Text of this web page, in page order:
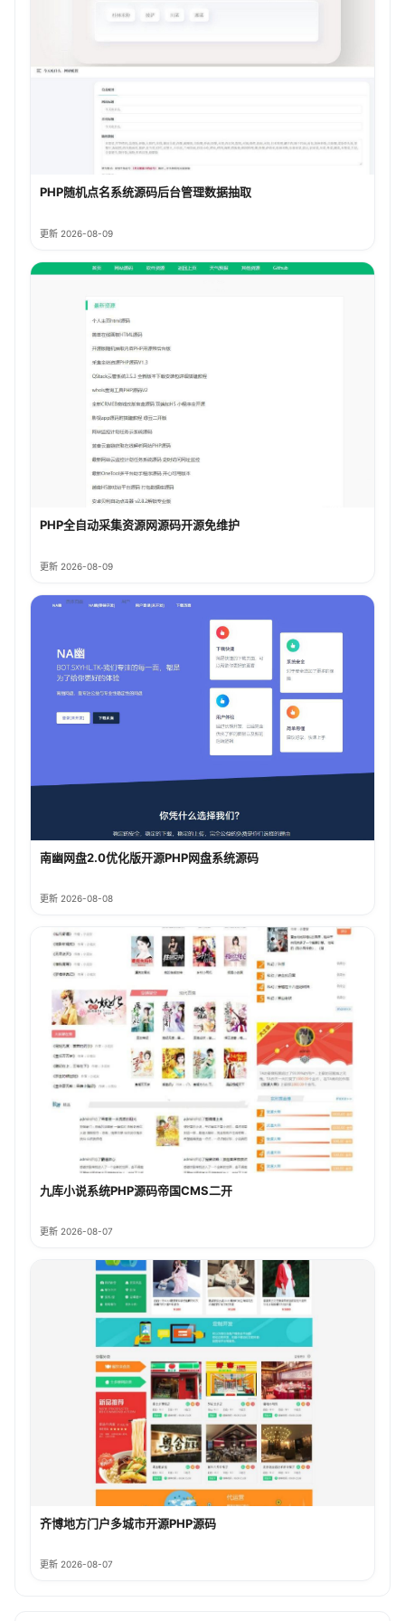
PHP随机点名系统源码后台管理数据抽取
更新 2026-08-09
PHP全自动采集资源网源码开源免维护
更新 2026-08-09
南幽网盘2.0优化版开源PHP网盘系统源码
更新 2026-08-08
九库小说系统PHP源码帝国CMS二开
更新 2026-08-07
齐博地方门户多城市开源PHP源码
更新 2026-08-07